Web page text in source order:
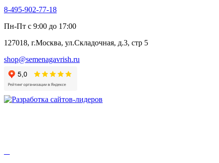
Алтей
Анис
Бессмертник
Валериана
Валерианелла
Гибискус лекарственный
Девясил
Душица
Змееголовник
8-495-902-77-18
Пн-Пт с 9:00 до 17:00
127018, г.Москва, ул.Складочная, д.3, стр 5
shop@semenagavrish.ru